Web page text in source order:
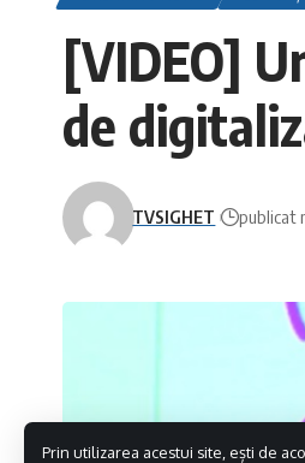
Prin utilizarea acestui site, ești de
[VIDEO]
de
TVSIGHET publicat